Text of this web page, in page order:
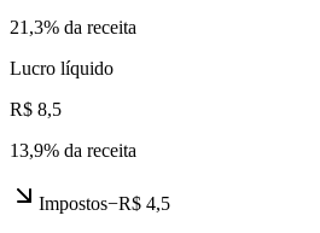
21,3% da receita
Lucro líquido
R$ 8,5
13,9% da receita
Impostos−R$ 4,5